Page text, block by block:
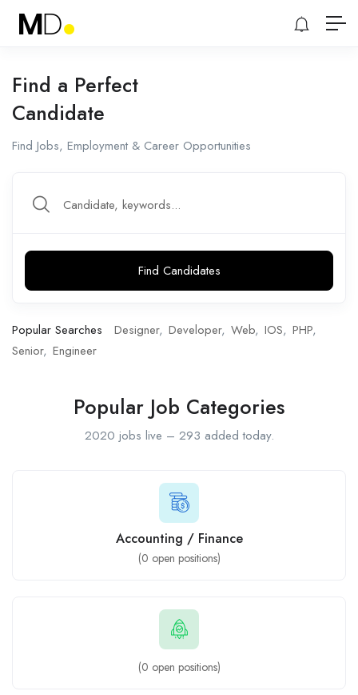
Find a Perfect
Candidate
Find Jobs, Employment & Career Opportunities
Find Candidates
Popular Searches Designer Developer Web IOS PHP
Senior Engineer
Popular Job Categories
2020 jobs live – 293 added today.
Accounting / Finance
(0 open positions)
(0 open positions)